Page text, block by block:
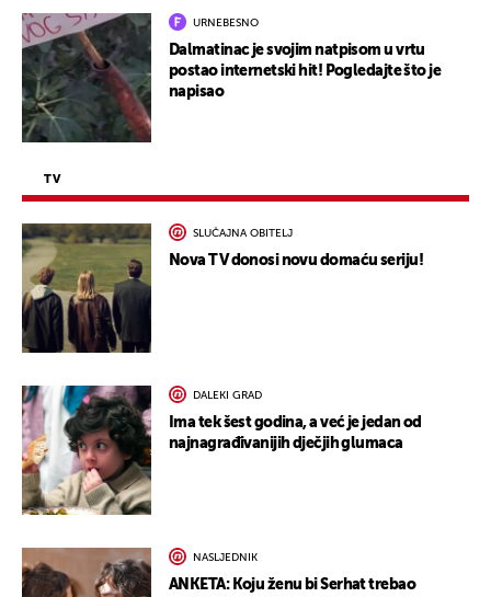
URNEBESNO
Dalmatinac je svojim natpisom u vrtu
postao internetski hit! Pogledajte što je
napisao
TV
SLUČAJNA OBITELJ
Nova TV donosi novu domaću seriju!
DALEKI GRAD
Ima tek šest godina, a već je jedan od
najnagrađivanijih dječjih glumaca
NASLJEDNIK
ANKETA: Koju ženu bi Serhat trebao